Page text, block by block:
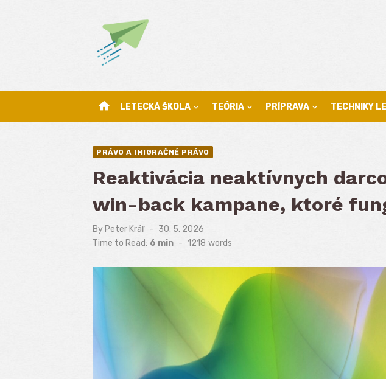
home LETECKÁ ŠKOLA TEÓRIA PRÍPRAVA TECHNIKY
PRÁVO A IMIGRAČNÉ PRÁVO
Reaktivácia neaktívnych
win-back kampane, ktoré
By Peter Kráľ
Posted
on
30. 5. 2026
Time to Read: 6 min - 1218 words